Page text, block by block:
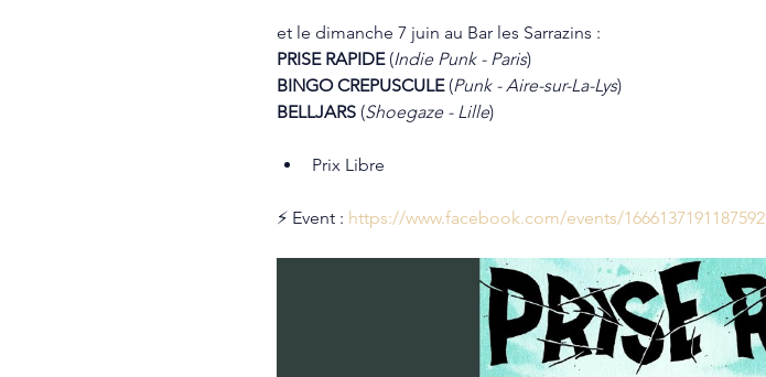
et le dimanche 7 juin au Bar les Sarrazins :
PRISE RAPIDE (Indie Punk - Paris)
BINGO CREPUSCULE (Punk - Aire-sur-La-Lys)
BELLJARS (Shoegaze - Lille)
Prix Libre
⚡ Event : https://www.facebook.com/events/1666137191187592